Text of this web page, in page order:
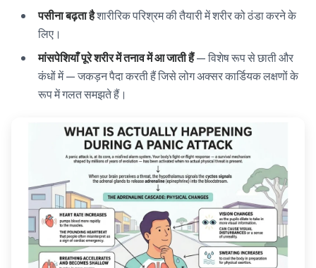
पसीना बढ़ता हैशारीरिक परिश्रम की तैयारी में शरीर को ठंडा करने के
लिए।
मांसपेशियाँ पूरे शरीर में तनाव में आ जाती हैं— विशेष रूप से छाती और
कंधों में — जकड़न पैदा करती हैं जिसे लोग अक्सर कार्डियक लक्षणों के
रूप में गलत समझते हैं।